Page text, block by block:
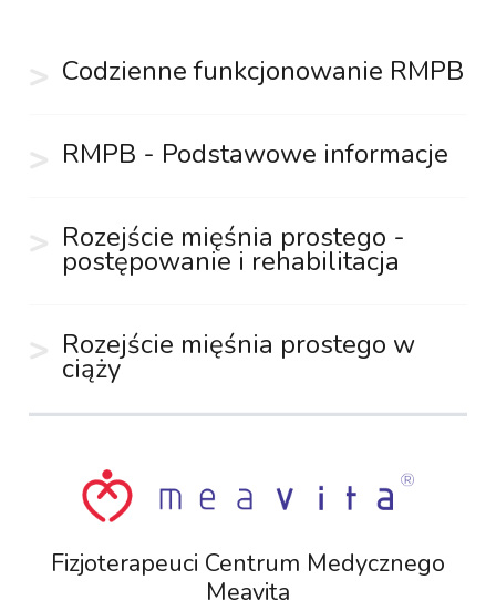
Codzienne funkcjonowanie RMPB
RMPB - Podstawowe informacje
Rozejście mięśnia prostego -
postępowanie i rehabilitacja
Rozejście mięśnia prostego w
ciąży
Fizjoterapeuci Centrum Medycznego
Meavita